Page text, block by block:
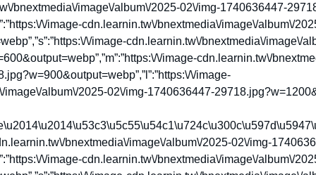
bnextmedia\/image\/album\/2025-02\/img-1740636447-
\/image-cdn.learnin.tw\/bnextmedia\/image\/album\/
\/image-cdn.learnin.tw\/bnextmedia\/image\/
\/image-cdn.learnin.tw\/
\/image-
album\/2025-02\/img-1740636447-
bnextmedia\/image\/album\/2025-02\/img-
\/image-cdn.learnin.tw\/bnextmedia\/image\/album\/